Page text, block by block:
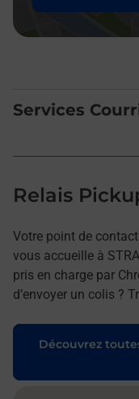
Services
Relais
Votre point de contact
vous accueille à
pris en charge par
d’envoyer un colis ?
Découvrez